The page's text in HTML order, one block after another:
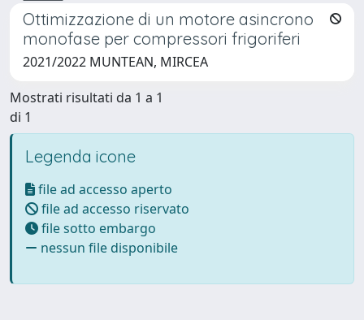
Ottimizzazione di un motore asincrono
monofase per compressori frigoriferi
2021/2022 MUNTEAN, MIRCEA
Mostrati risultati da 1 a 1
di 1
Legenda icone
file ad accesso aperto
file ad accesso riservato
file sotto embargo
nessun file disponibile